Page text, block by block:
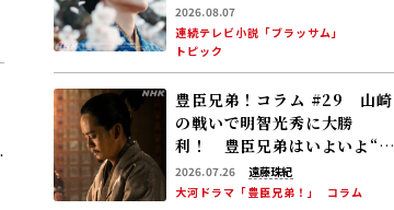
印象的な1枚 タイトル映像は
奥山大史監督、語りは三條雅
幸アナ 2026年度後期放送
2026.08.07
連続テレビ小説「ブラッサム」
トピック
豊臣兄弟！コラム #29 山崎
の戦いで明智光秀に大勝
利！ 豊臣兄弟はいよいよ“天
下への道”を歩み始める
2026.07.26
遠藤珠紀
大河ドラマ「豊臣兄弟！」
コラム